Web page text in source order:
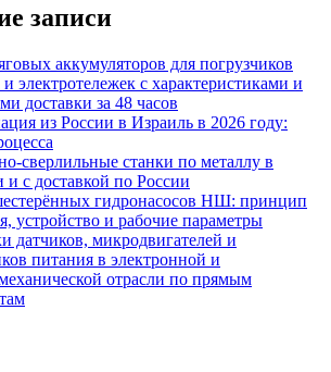
записи
аккумуляторов для погрузчиков
электротележек с характеристиками и
доставки за 48 часов
из России в Израиль в 2026 году:
сверлильные станки по металлу в
и с доставкой по России
гидронасосов НШ: принцип
устройство и рабочие параметры
датчиков, микродвигателей и
питания в электронной и
отрасли по прямым